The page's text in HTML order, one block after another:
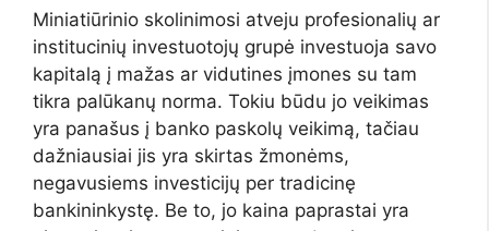
Miniatiūrinio skolinimosi atveju profesionalių ar
institucinių investuotojų grupė investuoja savo
kapitalą į mažas ar vidutines įmones su tam
tikra palūkanų norma. Tokiu būdu jo veikimas
yra panašus į banko paskolų veikimą, tačiau
dažniausiai jis yra skirtas žmonėms,
negavusiems investicijų per tradicinę
bankininkystę. Be to, jo kaina paprastai yra